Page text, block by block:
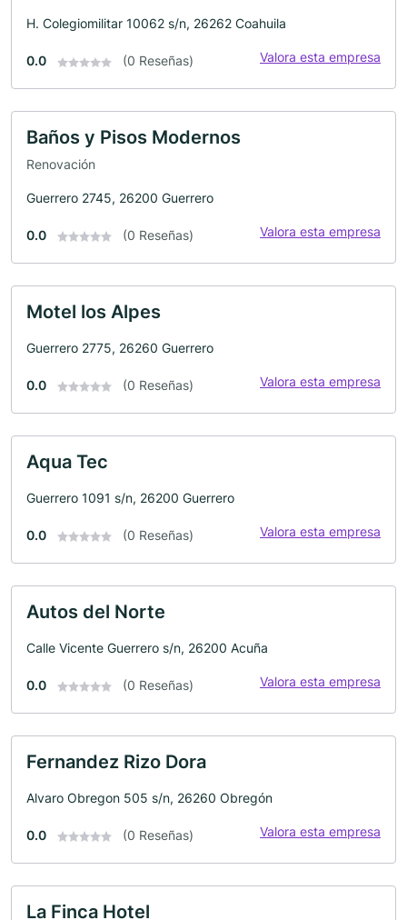
H. Colegiomilitar 10062 s/n, 26262 Coahuila
0.0 (0 Reseñas) Valora esta empresa
Baños y Pisos Modernos
Renovación
Guerrero 2745, 26200 Guerrero
0.0 (0 Reseñas) Valora esta empresa
Motel los Alpes
Guerrero 2775, 26260 Guerrero
0.0 (0 Reseñas) Valora esta empresa
Aqua Tec
Guerrero 1091 s/n, 26200 Guerrero
0.0 (0 Reseñas) Valora esta empresa
Autos del Norte
Calle Vicente Guerrero s/n, 26200 Acuña
0.0 (0 Reseñas) Valora esta empresa
Fernandez Rizo Dora
Alvaro Obregon 505 s/n, 26260 Obregón
0.0 (0 Reseñas) Valora esta empresa
La Finca Hotel